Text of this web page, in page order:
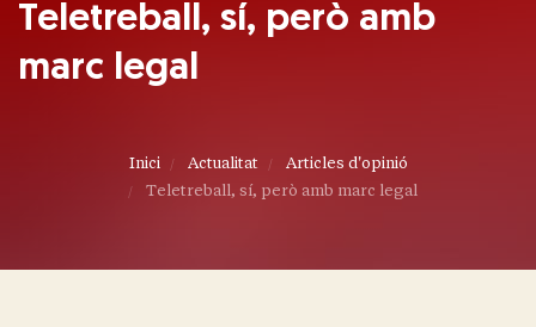
Teletreball, sí, però amb
marc legal
Inici Actualitat
Articles d'opinió
Teletreball, sí, però amb marc legal